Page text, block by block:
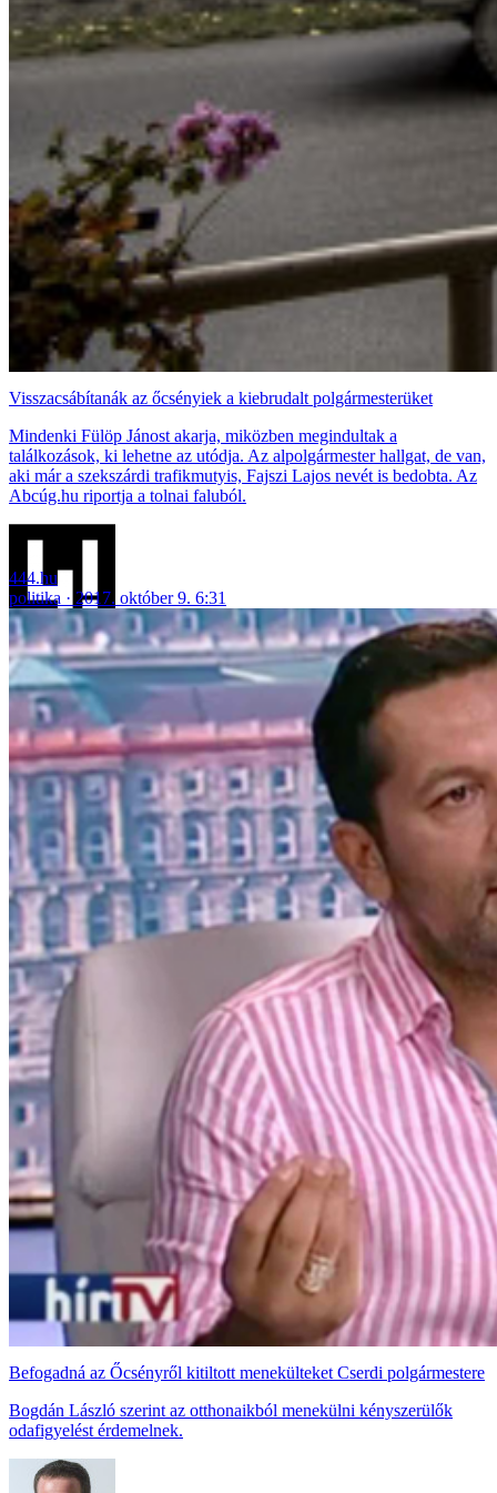
Visszacsábítanák az őcsényiek a kiebrudalt polgármesterüket
Mindenki Fülöp Jánost akarja, miközben megindultak a
találkozások, ki lehetne az utódja. Az alpolgármester hallgat, de van,
aki már a szekszárdi trafikmutyis, Fajszi Lajos nevét is bedobta. Az
Abcúg.hu riportja a tolnai faluból.
444.hu
politika
2017. október 9. 6:31
Befogadná az Őcsényről kitiltott menekülteket Cserdi polgármestere
Bogdán László szerint az otthonaikból menekülni kényszerülők
odafigyelést érdemelnek.